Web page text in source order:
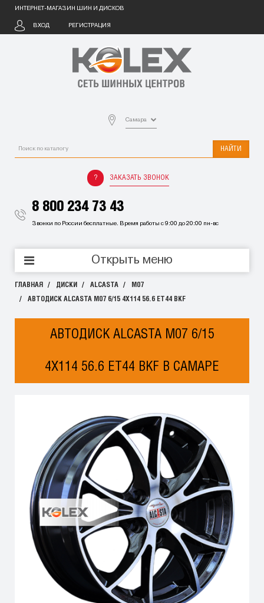
ИНТЕРНЕТ-МАГАЗИН ШИН И ДИСКОВ
ВХОД РЕГИСТРАЦИЯ
Самара
НАЙТИ
ЗАКАЗАТЬ ЗВОНОК
8 800 234 73 43
Звонки по России бесплатные. Время работы с 9:00 до 20:00 пн-вс
Открыть меню
ГЛАВНАЯ ДИСКИ ALCASTA M07
АВТОДИСК ALCASTA M07 6/15 4X114 56.6 ET44 BKF
АВТОДИСК ALCASTA M07 6/15
4X114 56.6 ET44 BKF В САМАРЕ